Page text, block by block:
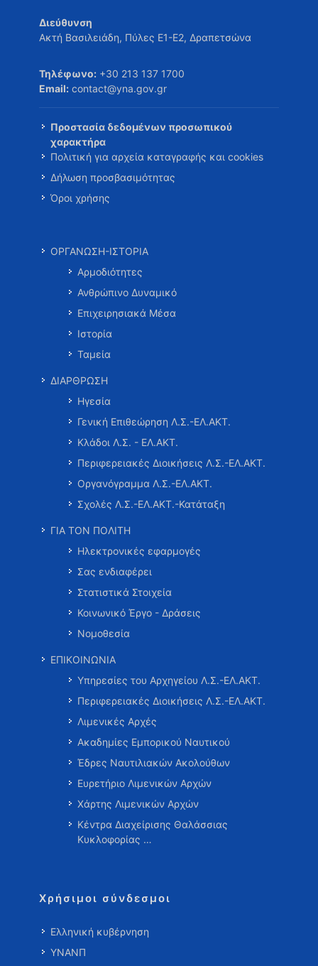
Διεύθυνση
Ακτή Βασιλειάδη, Πύλες Ε1-Ε2, Δραπετσώνα
Τηλέφωνο: +30 213 137 1700
Email: contact@yna.gov.gr
Προστασία δεδομένων προσωπικού
χαρακτήρα
Πολιτική για αρχεία καταγραφής και cookies
Δήλωση προσβασιμότητας
Όροι χρήσης
ΟΡΓΑΝΩΣΗ-ΙΣΤΟΡΙΑ
Αρμοδιότητες
Ανθρώπινο Δυναμικό
Επιχειρησιακά Μέσα
Ιστορία
Ταμεία
ΔΙΑΡΘΡΩΣΗ
Ηγεσία
Γενική Επιθεώρηση Λ.Σ.-ΕΛ.ΑΚΤ.
Κλάδοι Λ.Σ. - ΕΛ.ΑΚΤ.
Περιφερειακές Διοικήσεις Λ.Σ.-ΕΛ.ΑΚΤ.
Οργανόγραμμα Λ.Σ.-ΕΛ.ΑΚΤ.
Σχολές Λ.Σ.-ΕΛ.ΑΚΤ.-Κατάταξη
ΓΙΑ ΤΟΝ ΠΟΛΙΤΗ
Ηλεκτρονικές εφαρμογές
Σας ενδιαφέρει
Στατιστικά Στοιχεία
Κοινωνικό Έργο - Δράσεις
Νομοθεσία
ΕΠΙΚΟΙΝΩΝΙΑ
Υπηρεσίες του Αρχηγείου Λ.Σ.-ΕΛ.ΑΚΤ.
Περιφερειακές Διοικήσεις Λ.Σ.-ΕΛ.ΑΚΤ.
Λιμενικές Αρχές
Ακαδημίες Εμπορικού Ναυτικού
Έδρες Ναυτιλιακών Ακολούθων
Ευρετήριο Λιμενικών Αρχών
Χάρτης Λιμενικών Αρχών
Κέντρα Διαχείρισης Θαλάσσιας
Κυκλοφορίας …
Χρήσιμοι σύνδεσμοι
Ελληνική κυβέρνηση
ΥΝΑΝΠ